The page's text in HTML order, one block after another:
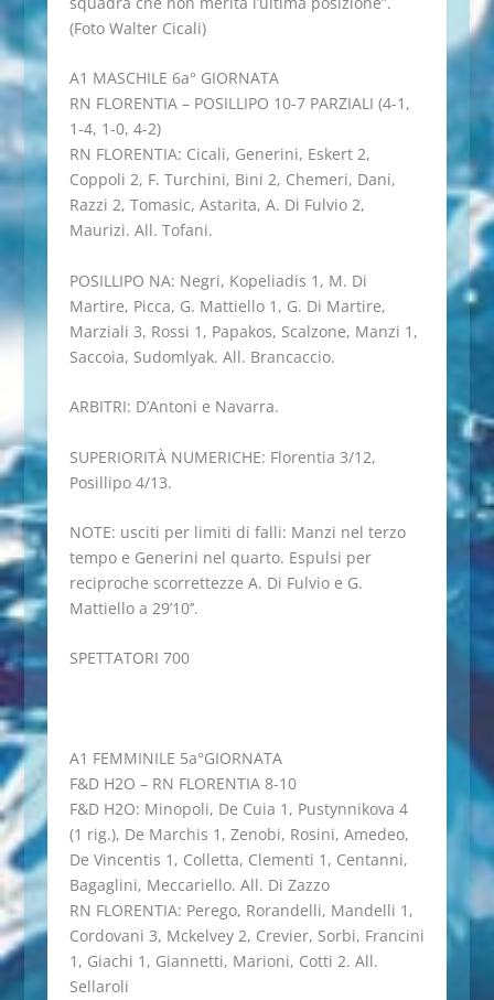
(Foto Walter Cicali)
A1 MASCHILE 6a° GIORNATA
RN FLORENTIA – POSILLIPO 10-7 PARZIALI (4-1,
1-4, 1-0, 4-2)
RN FLORENTIA: Cicali, Generini, Eskert 2,
Coppoli 2, F. Turchini, Bini 2, Chemeri, Dani,
Razzi 2, Tomasic, Astarita, A. Di Fulvio 2,
Maurizi. All. Tofani.
POSILLIPO NA: Negri, Kopeliadis 1, M. Di
Martire, Picca, G. Mattiello 1, G. Di Martire,
Marziali 3, Rossi 1, Papakos, Scalzone, Manzi 1,
Saccoia, Sudomlyak. All. Brancaccio.
ARBITRI: D’Antoni e Navarra.
SUPERIORITÀ NUMERICHE: Florentia 3/12,
Posillipo 4/13.
NOTE: usciti per limiti di falli: Manzi nel terzo
tempo e Generini nel quarto. Espulsi per
reciproche scorrettezze A. Di Fulvio e G.
Mattiello a 29’10’’.
SPETTATORI 700
A1 FEMMINILE 5a°GIORNATA
F&D H2O – RN FLORENTIA 8-10
F&D H2O: Minopoli, De Cuia 1, Pustynnikova 4
(1 rig.), De Marchis 1, Zenobi, Rosini, Amedeo,
De Vincentis 1, Colletta, Clementi 1, Centanni,
Bagaglini, Meccariello. All. Di Zazzo
RN FLORENTIA: Perego, Rorandelli, Mandelli 1,
Cordovani 3, Mckelvey 2, Crevier, Sorbi, Francini
1, Giachi 1, Giannetti, Marioni, Cotti 2. All.
Sellaroli